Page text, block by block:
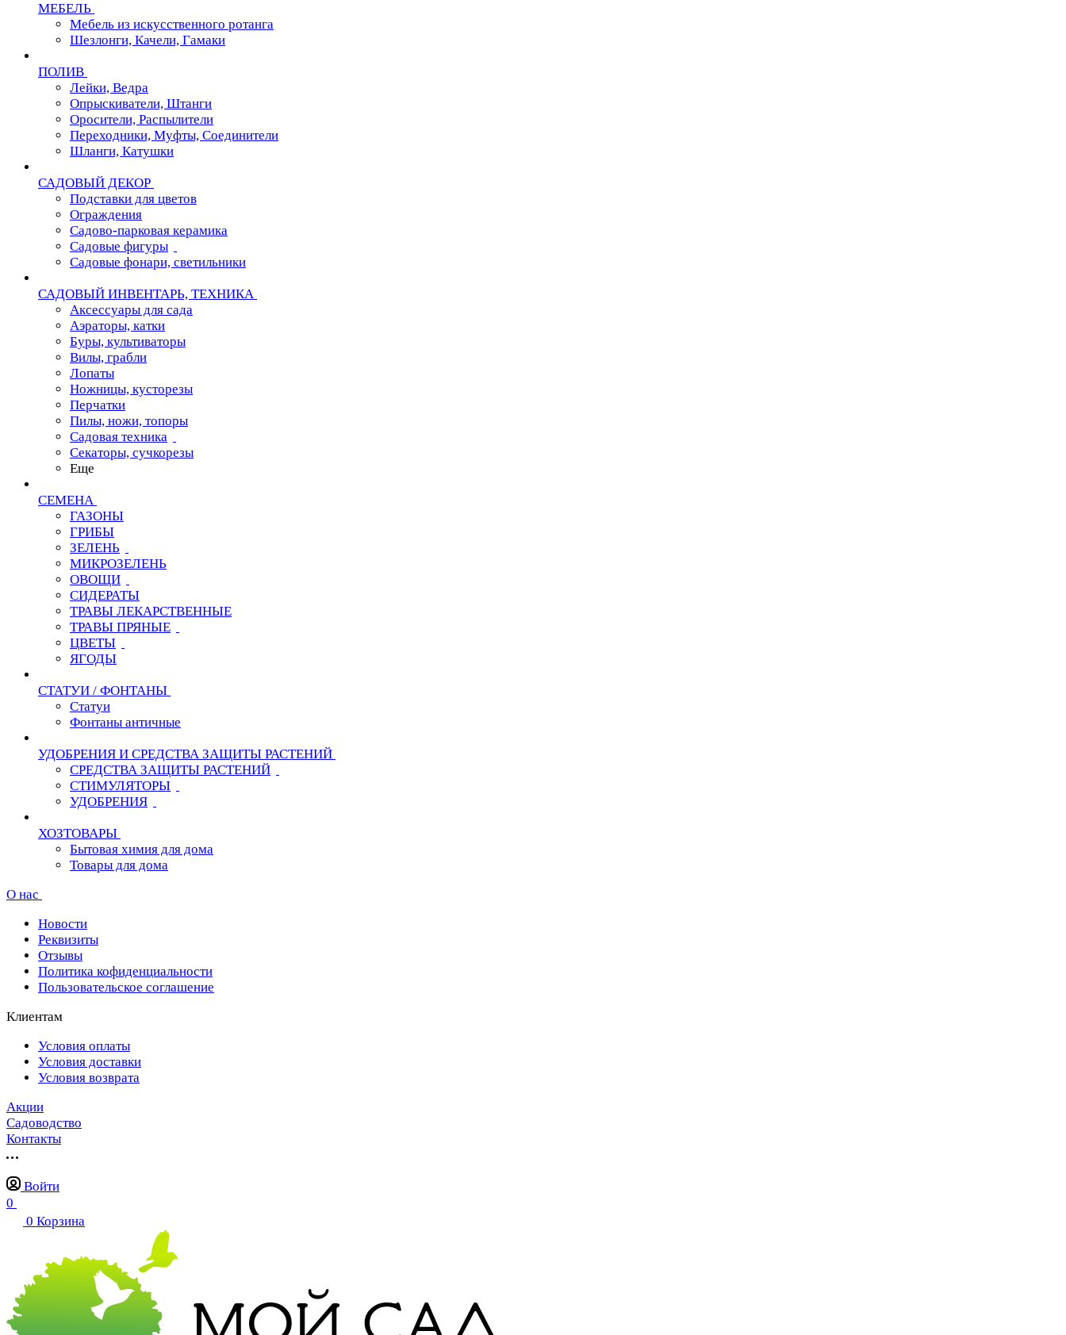
МЕБЕЛЬ
Мебель из искусственного ротанга
Шезлонги, Качели, Гамаки
ПОЛИВ
Лейки, Ведра
Опрыскиватели, Штанги
Оросители, Распылители
Переходники, Муфты, Соединители
Шланги, Катушки
САДОВЫЙ ДЕКОР
Подставки для цветов
Ограждения
Садово-парковая керамика
Садовые фигуры
Садовые фонари, светильники
САДОВЫЙ ИНВЕНТАРЬ, ТЕХНИКА
Аксессуары для сада
Аэраторы, катки
Буры, культиваторы
Вилы, грабли
Лопаты
Ножницы, кусторезы
Перчатки
Пилы, ножи, топоры
Садовая техника
Секаторы, сучкорезы
Еще
СЕМЕНА
ГАЗОНЫ
ГРИБЫ
ЗЕЛЕНЬ
МИКРОЗЕЛЕНЬ
ОВОЩИ
СИДЕРАТЫ
ТРАВЫ ЛЕКАРСТВЕННЫЕ
ТРАВЫ ПРЯНЫЕ
ЦВЕТЫ
ЯГОДЫ
СТАТУИ / ФОНТАНЫ
Статуи
Фонтаны античные
УДОБРЕНИЯ И СРЕДСТВА ЗАЩИТЫ РАСТЕНИЙ
СРЕДСТВА ЗАЩИТЫ РАСТЕНИЙ
СТИМУЛЯТОРЫ
УДОБРЕНИЯ
ХОЗТОВАРЫ
Бытовая химия для дома
Товары для дома
О нас
Новости
Реквизиты
Отзывы
Политика кофиденциальности
Пользовательское соглашение
Клиентам
Условия оплаты
Условия доставки
Условия возврата
Акции
Садоводство
Контакты
Войти
0
0 Корзина